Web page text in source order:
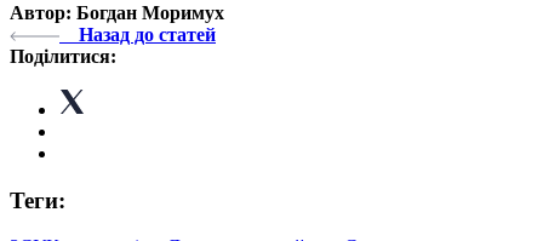
Автор: Богдан Моримух
Назад до статей
Поділитися:
Теги: